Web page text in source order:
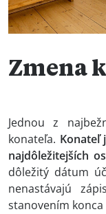
Zmena
Jednou z
konateľa. Konateľ
najdôležitejších
dôležitý dátum
nenastávajú
stanovením